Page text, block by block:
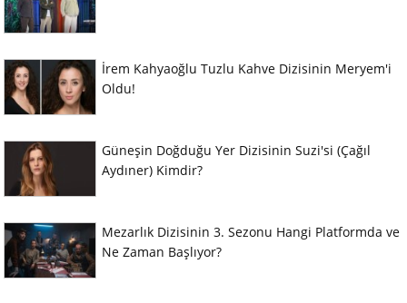
İrem Kahyaoğlu Tuzlu Kahve Dizisinin Meryem'i
Oldu!
Güneşin Doğduğu Yer Dizisinin Suzi'si (Çağıl
Aydıner) Kimdir?
Mezarlık Dizisinin 3. Sezonu Hangi Platformda ve
Ne Zaman Başlıyor?